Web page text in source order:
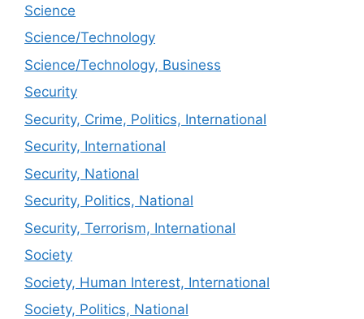
Science
Science/Technology
Science/Technology, Business
Security
Security, Crime, Politics, International
Security, International
Security, National
Security, Politics, National
Security, Terrorism, International
Society
Society, Human Interest, International
Society, Politics, National